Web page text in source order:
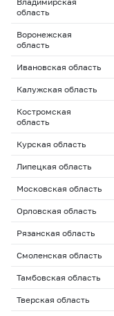
область
Воронежская
область
Ивановская область
Калужская область
Костромская
область
Курская область
Липецкая область
Московская область
Орловская область
Рязанская область
Смоленская область
Тамбовская область
Тверская область